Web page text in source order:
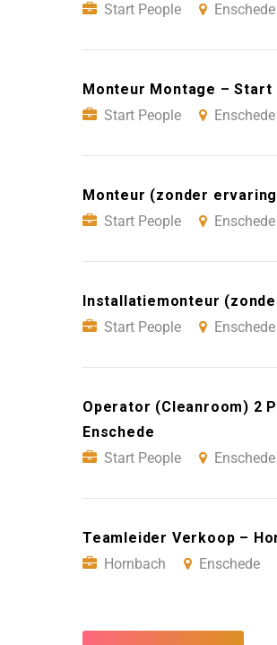
Start People
Enschede
Monteur Montage – Start
Start People
Enschede
Monteur (zonder
Start People
Enschede
Installatiemonteur
Start People
Enschede
Operator (Cleanroom) 2
Enschede
Start People
Enschede
Teamleider Verkoop –
Hornbach
Enschede